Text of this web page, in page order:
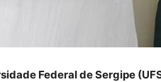
Federal de Sergipe